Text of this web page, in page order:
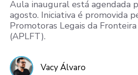
Aula inaugural está agendada
agosto. Iniciativa é promovida
Promotoras Legais da
(APLFT).
Vacy Álvaro